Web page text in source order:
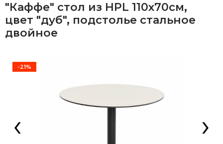
"Каффе" стол из HPL 110х70см,
цвет "дуб", подстолье стальное
двойное
-21%
‹ ›